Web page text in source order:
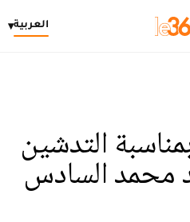
العربية▾
التدشين
محمد السادس